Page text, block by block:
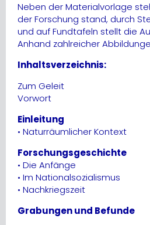
Neben der Materialvorlage
der Forschung stand, durch
und auf Fundtafeln stellt die
Anhand zahlreicher
Inhaltsverzeichnis:
Zum Geleit
Vorwort
Einleitung
• Naturräumlicher Kontext
Forschungsgeschichte
• Die Anfänge
• Im Nationalsozialismus
• Nachkriegszeit
Grabungen und Befunde